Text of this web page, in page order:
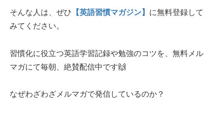
そんな人は、ぜひ 【英語習慣マガジン】 に無料登録して
みてください。
習慣化に役立つ英語学習記録や勉強のコツを、無料メル
マガにて毎朝、絶賛配信中です🙌
なぜわざわざメルマガで発信しているのか？